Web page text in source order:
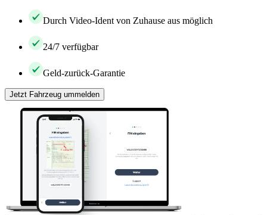
Durch Video-Ident von Zuhause aus möglich
24/7 verfügbar
Geld-zurück-Garantie
Jetzt Fahrzeug ummelden